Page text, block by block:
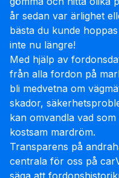
år sedan var ärlighet
bästa du kunde
inte nu längre!
Med hjälp av
från alla fordon på
bli medvetna om
skador,
kan omvandla vad
kostsam mardröm.
Transparens på
centrala för oss på